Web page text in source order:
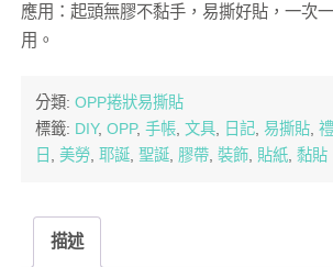
應用：起頭無膠不黏手，易撕好貼，一次
用。
分類: OPP捲狀易撕貼
標籤: DIY, OPP, 手帳, 文具, 日記, 易撕貼,
日 , 美勞, 耶誕, 聖誕, 膠帶, 裝飾, 貼紙, 黏貼
描述